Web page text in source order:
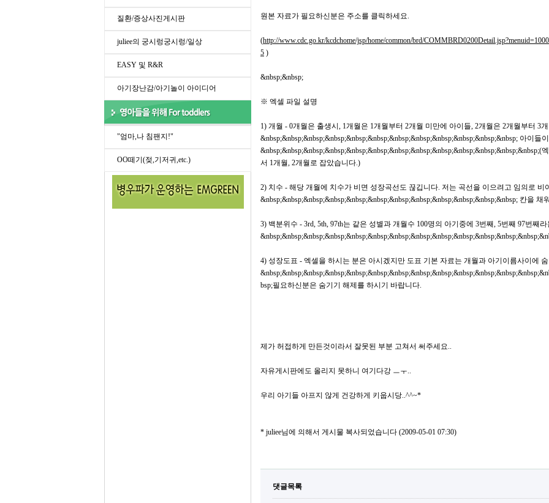
질환/증상사진게시판
juliee의 궁시렁궁시렁/일상
EASY 및 R&R
아기장난감/아기놀이 아이디어
"엄마,나 침팬지!"
OO떼기(젖,기저귀,etc.)
원본 자료가 필요하신분은 주소를 클릭하세요.
(http://www.cdc.go.kr/kcdchome/jsp/home/common/brd/
5 )
&nbsp;&nbsp;
※ 엑셀 파일 설명
1) 개월 - 0개월은 출생시, 1개월은 1개월부터 2개월 미만에 아이들, 2개월은 2개월부터 3개
&nbsp;&nbsp;&nbsp;&nbsp;&nbsp;&nbsp;&nbsp;&nbsp;&nbsp;&nbsp;&nbsp;&nbsp; 아이들
서 1개월, 2개월로 잡았습니다.)
2) 치수 - 해당 개월에 치수가 비면 성장곡선도 끊깁니다. 저는 곡선을 이으려고 임의로 비
&nbsp;&nbsp;&nbsp;&nbsp;&nbsp;&nbsp;&nbsp;&nbsp;&nbsp;&nbsp;&nbsp;&nbsp; 칸을
3) 백분위수 - 3rd, 5th, 97th는 같은 성별과 개월수 100명의 아기중에 3번째, 5번째 97번째라
4) 성장도표 - 엑셀을 하시는 분은 아시겠지만 도표 기본 자료는 개월과 아기이름사이에
bsp;필요하신분은 숨기기 해제를 하시기 바랍니다.
제가 허접하게 만든것이라서 잘못된 부분 고쳐서 써주세요..
자유게시판에도 올리지 못하니 여기다강 ㅡㅜ..
우리 아기들 아프지 않게 건강하게 키웁시당..^^~*
* juliee님에 의해서 게시물 복사되었습니다 (2009-05-01 07:30)
댓글목록